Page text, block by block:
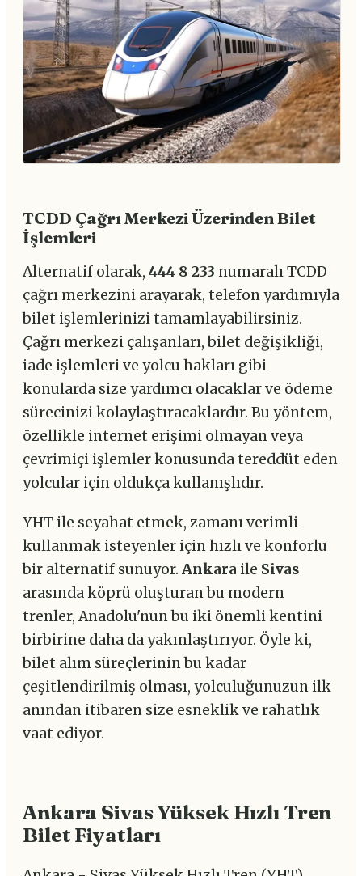
TCDD Çağrı Merkezi Üzerinden Bilet
İşlemleri
Alternatif olarak, 444 8 233 numaralı TCDD
çağrı merkezini arayarak, telefon yardımıyla
bilet işlemlerinizi tamamlayabilirsiniz.
Çağrı merkezi çalışanları, bilet değişikliği,
iade işlemleri ve yolcu hakları gibi
konularda size yardımcı olacaklar ve ödeme
sürecinizi kolaylaştıracaklardır. Bu yöntem,
özellikle internet erişimi olmayan veya
çevrimiçi işlemler konusunda tereddüt eden
yolcular için oldukça kullanışlıdır.
YHT ile seyahat etmek, zamanı verimli
kullanmak isteyenler için hızlı ve konforlu
bir alternatif sunuyor. Ankara ile Sivas
arasında köprü oluşturan bu modern
trenler, Anadolu'nun bu iki önemli kentini
birbirine daha da yakınlaştırıyor. Öyle ki,
bilet alım süreçlerinin bu kadar
çeşitlendirilmiş olması, yolculuğunuzun ilk
anından itibaren size esneklik ve rahatlık
vaat ediyor.
Ankara Sivas Yüksek Hızlı Tren
Bilet Fiyatları